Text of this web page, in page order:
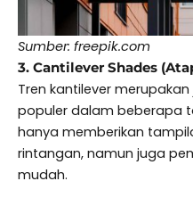
Sumber: freepik.com
3. Cantilever Shades
Tren kantilever
populer dalam beberapa
hanya memberikan
rintangan, namun juga
mudah.